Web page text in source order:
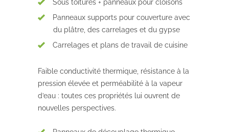
Sous toitures + panneaux pour cloisons
Panneaux supports pour couverture avec
du plâtre, des carrelages et du gypse
Carrelages et plans de travail de cuisine
Faible conductivité thermique, résistance à la
pression élevée et perméabilité à la vapeur
d’eau : toutes ces propriétés lui ouvrent de
nouvelles perspectives.